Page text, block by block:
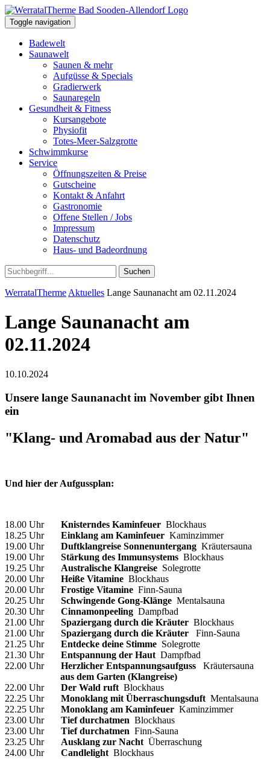
Toggle navigation
Badewelt
Saunawelt
Saunen & mehr
Aufgüsse & Specials
Gradierwerk
Saunaregeln
Gesundheit & Fitness
Kursangebote
Physiofit
Totes-Meer-Salzgrotte
Schwimmkurse
Service
Öffnungszeiten & Preise
Gutscheine
Kontakt & Anfahrt
Gastronomie
Offene Stellen / Jobs
Impressum
Datenschutz
Haus- und Badeordnung
Suchen
WerratalTherme Aktuelles Lange Saunanacht am 02.11.2024
Lange Saunanacht am
02.11.2024
10.10.2024
Unsere lange Saunanacht im November gibt Ihnen
ein
"Klang- und Aromabad aus der Natur"
Und hier der Aufgussplan:
18.00 Uhr Knisterndes Kaminfeuer Blockhaus
18.25 UhrEinklang am Kaminfeuer Kaminzimmer
19.00 Uhr Duftklangreise Sonnenuntergang Kräutersauna
19.00 Uhr Stärkung des Immunsystems Blockhaus
19.25 UhrAustralische Klangreise Solegrotte
20.00 UhrHeiße Vitamine Blockhaus
20.00 UhrFrostige Vitamine Finn-Sauna
20.25 Uhr Schwingende Gong-Klänge Mentalsauna
20.30 UhrCinnamonpeeling Dampfbad
21.00 Uhr Spaziergang durch die Kräuter Blockhaus
21.00 Uhr Spaziergang durch die Kräuter Finn-Sauna
21.25 Uhr Entdecke deine Stimme Solegrotte
21.30 Uhr Entspannung der Haut Dampfbad
22.00 Uhr Herzlicher Entspannungsaufguss Kräutersauna
aus dem Garten (Klangreise)
22.00 Uhr Der Wald ruft Blockhaus
22.25 Uhr Monoklang mit Überraschungsduft Mentalsauna
22.25 Uhr Monoklang am Kaminfeuer Kaminzimmer
23.00 Uhr Tief durchatmen Blockhaus
23.00 Uhr Tief durchatmen Finn-Sauna
23.25 Uhr Ausklang zur Nacht Überraschung
24.00 Uhr Candlelight Blockhaus